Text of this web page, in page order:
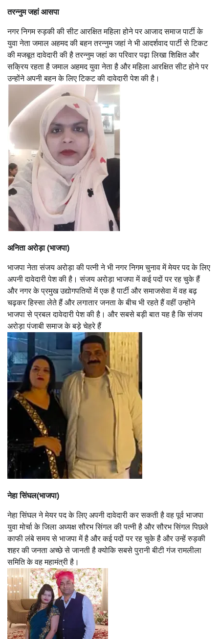
तरन्नुम जहां आसपा
नगर निगम रुड़की की सीट आरक्षित महिला होने पर आजाद समाज पार्टी के
युवा नेता जमाल अहमद की बहन तरन्नुम जहां ने भी आदर्शवाद पार्टी से टिकट
की मजबूत दावेदारी की है तरन्नुम जहां का परिवार पढ़ा लिखा शिक्षित और
सक्रिय रहता है जमाल अहमद युवा नेता है और महिला आरक्षित सीट होने पर
उन्होंने अपनी बहन के लिए टिकट की दावेदारी पेश की है।
अनिता अरोड़ा (भाजपा)
भाजपा नेता संजय अरोड़ा की पत्नी ने भी नगर निगम चुनाव में मेयर पद के लिए
अपनी दावेदारी पेश की है। संजय अरोड़ा भाजपा में कई पदों पर रह चुके हैं
और नगर के प्रमुख उद्योगपतियों में एक है पार्टी और समाजसेवा में वह बढ़
चढ़कर हिस्सा लेते हैं और लगातार जनता के बीच भी रहते हैं वहीं उन्होंने
भाजपा से प्रबल दावेदारी पेश की है। और सबसे बड़ी बात यह है कि संजय
अरोड़ा पंजाबी समाज के बड़े चेहरे हैं
नेहा सिंघल(भाजपा)
नेहा सिंघल ने मेयर पद के लिए अपनी दावेदारी कर सकती है वह पूर्व भाजपा
युवा मोर्चा के जिला अध्यक्ष सौरभ सिंगल की पत्नी है और सौरभ सिंगल पिछले
काफी लंबे समय से भाजपा में है और कई पदों पर रह चुके है और उन्हें रुड़की
शहर की जनता अच्छे से जानती है क्योकि सबसे पुरानी बीटी गंज रामलीला
समिति के वह महामंत्री है।